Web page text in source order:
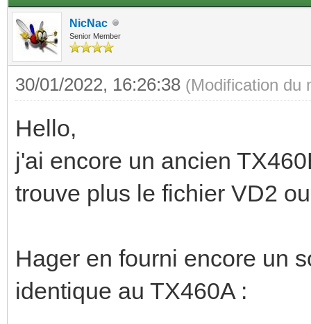
NicNac
Senior Member
30/01/2022, 16:26:38 (Modification du
Hello,
j'ai encore un ancien
trouve plus le fichier VD2
Hager en fourni encore un
identique au TX460A :